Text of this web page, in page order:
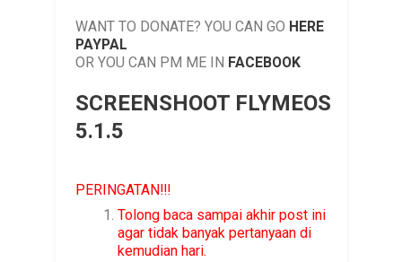
WANT TO DONATE? YOU CAN GO HERE
PAYPAL
OR YOU CAN PM ME IN FACEBOOK
SCREENSHOOT FLYMEOS
5.1.5
PERINGATAN!!!
Tolong baca sampai akhir post ini
agar tidak banyak pertanyaan di
kemudian hari.